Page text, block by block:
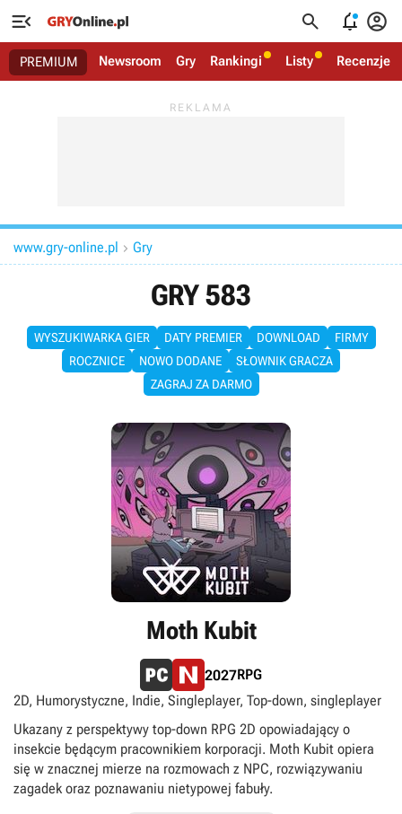
   
PREMIUM Newsroom Gry Rankingi Listy Recenzje
www.gry-online.pl  Gry
GRY 583
WYSZUKIWARKA GIER DATY PREMIER DOWNLOAD
FIRMY
ROCZNICE
NOWO DODANE
SŁOWNIK GRACZA
ZAGRAJ ZA DARMO
Moth Kubit
2027RPG
2D, Humorystyczne, Indie, Singleplayer, Top-down, singleplayer
Ukazany z perspektywy top-down RPG 2D opowiadający o
insekcie będącym pracownikiem korporacji. Moth Kubit opiera
się w znacznej mierze na rozmowach z NPC, rozwiązywaniu
zagadek oraz poznawaniu nietypowej fabuły.